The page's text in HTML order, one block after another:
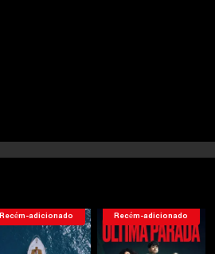
Recém-adicionado Recém-adicionado